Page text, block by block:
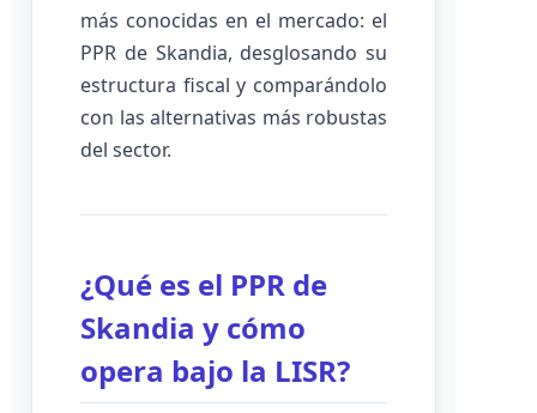
más conocidas en el mercado: el
PPR de Skandia, desglosando su
estructura fiscal y comparándolo
con las alternativas más robustas
del sector.
¿Qué es el PPR de
Skandia y cómo
opera bajo la LISR?